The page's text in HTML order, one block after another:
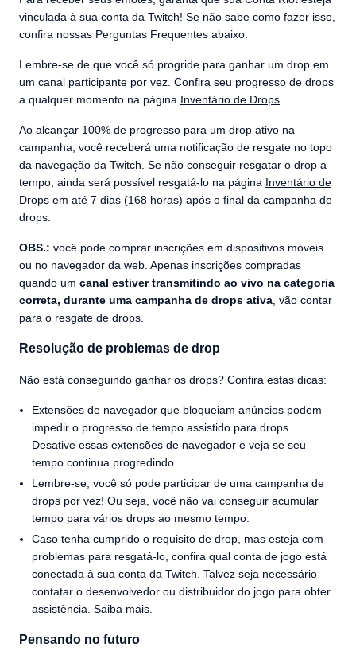
vinculada à sua conta da Twitch! Se não sabe como fazer isso,
confira nossas Perguntas Frequentes abaixo.
Lembre-se de que você só progride para ganhar um drop em
um canal participante por vez. Confira seu progresso de drops
a qualquer momento na página Inventário de Drops
Ao alcançar 100% de progresso para um drop ativo na
campanha, você receberá uma notificação de resgate no topo
da navegação da Twitch. Se não conseguir resgatar o drop a
tempo, ainda será possível resgatá-lo na página Inventário de
Drops em até 7 dias (168 horas) após o final da campanha de
drops.
OBS.: você pode comprar inscrições em dispositivos móveis
ou no navegador da web. Apenas inscrições compradas
quando um canal estiver transmitindo ao vivo na categoria
correta, durante uma campanha de drops ativa , vão contar
para o resgate de drops.
Resolução de problemas de drop
Não está conseguindo ganhar os drops? Confira estas dicas:
Extensões de navegador que bloqueiam anúncios podem
impedir o progresso de tempo assistido para drops.
Desative essas extensões de navegador e veja se seu
tempo continua progredindo.
Lembre-se, você só pode participar de uma campanha de
drops por vez! Ou seja, você não vai conseguir acumular
tempo para vários drops ao mesmo tempo.
Caso tenha cumprido o requisito de drop, mas esteja com
problemas para resgatá-lo, confira qual conta de jogo está
conectada à sua conta da Twitch. Talvez seja necessário
contatar o desenvolvedor ou distribuidor do jogo para obter
assistência. Saiba mais
Pensando no futuro